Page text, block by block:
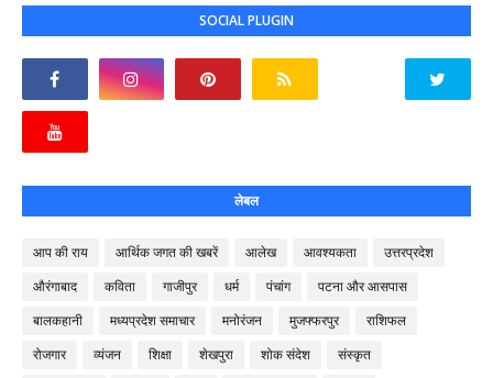
SOCIAL PLUGIN
लेबल
आप की राय आर्थिक जगत की खबरें आलेख आवश्यकता
उत्तरप्रदेश
औरंगाबाद
कविता गाजीपुर धर्म पंचांग
पटना और आसपास
बालकहानी
मध्यप्रदेश समाचार मनोरंजन मुजफ्फरपुर
राशिफल
रोजगार
व्यंजन शिक्षा शेखपुरा शोक संदेश
संस्कृत